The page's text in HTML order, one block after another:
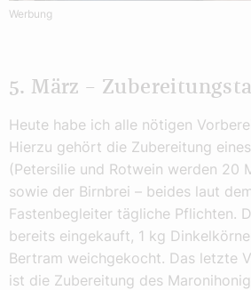
Werbung
5. März –
Heute habe ich alle nötigen
Hierzu gehört die Zubereitung
(Petersilie und Rotwein werden 20
sowie der Birnbrei – beides laut
Fastenbegleiter tägliche Pflichten.
bereits eingekauft, 1 kg
Bertram weichgekocht. Das letzte
ist die Zubereitung des